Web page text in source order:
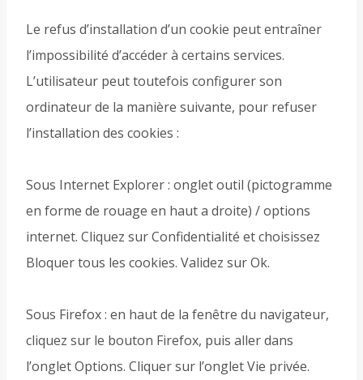
Le refus d’installation d’un cookie peut entraîner
l’impossibilité d’accéder à certains services.
L’utilisateur peut toutefois configurer son
ordinateur de la manière suivante, pour refuser
l’installation des cookies :
Sous Internet Explorer : onglet outil (pictogramme
en forme de rouage en haut a droite) / options
internet. Cliquez sur Confidentialité et choisissez
Bloquer tous les cookies. Validez sur Ok.
Sous Firefox : en haut de la fenêtre du navigateur,
cliquez sur le bouton Firefox, puis aller dans
l’onglet Options. Cliquer sur l’onglet Vie privée.